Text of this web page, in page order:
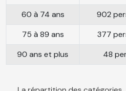
60 à 74 ans
902
75 à 89 ans
377
90 ans et plus
48